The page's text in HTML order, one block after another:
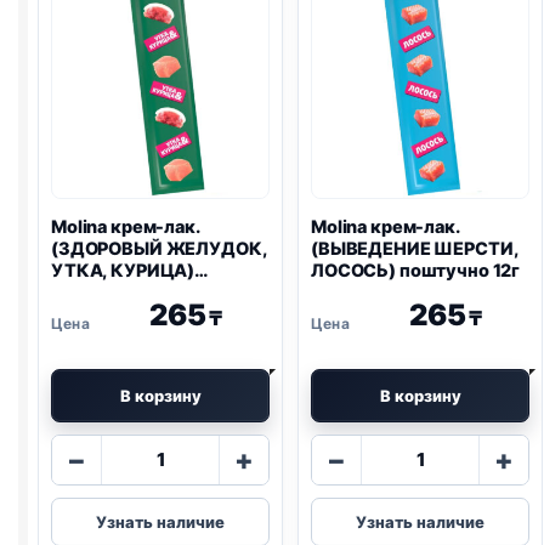
4*12г
Molina крем-лак.
(ЗДОРОВЫЙ ЖЕЛУДОК,
УТКА, КУРИЦА)
265₸
В корзину
−
Количество
Molina
крем-
+
Узнать наличие
Molina крем-лак.
(ВЫВЕДЕНИЕ ШЕРСТИ,
ЛОСОСЬ) поштучно 12г
265₸
В корзину
−
Количество
Molina
крем-
+
Узнать наличие